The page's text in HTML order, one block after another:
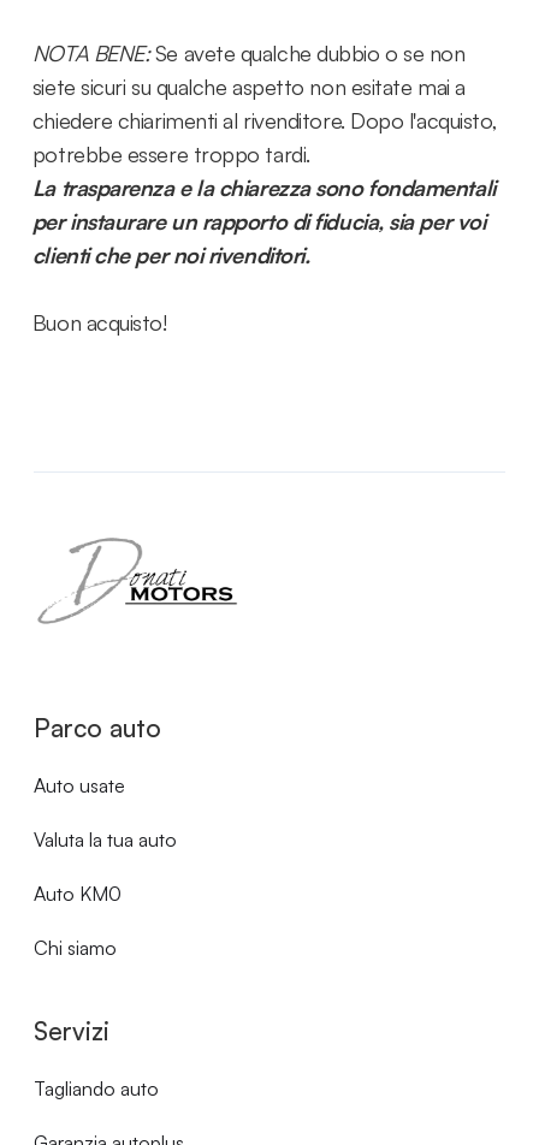
NOTA BENE:Se avete qualche dubbio o se non
siete sicuri su qualche aspetto non esitate mai a
chiedere chiarimenti al rivenditore. Dopo l'acquisto,
potrebbe essere troppo tardi.
La trasparenza e la chiarezza sono fondamentali
per instaurare un rapporto di fiducia, sia per voi
clienti che per noi rivenditori.
Buon acquisto!
Parco auto
Auto usate
Valuta la tua auto
Auto KM0
Chi siamo
Servizi
Tagliando auto